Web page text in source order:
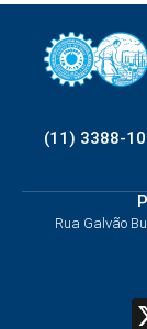
(11) 3388-
Rua Galvão